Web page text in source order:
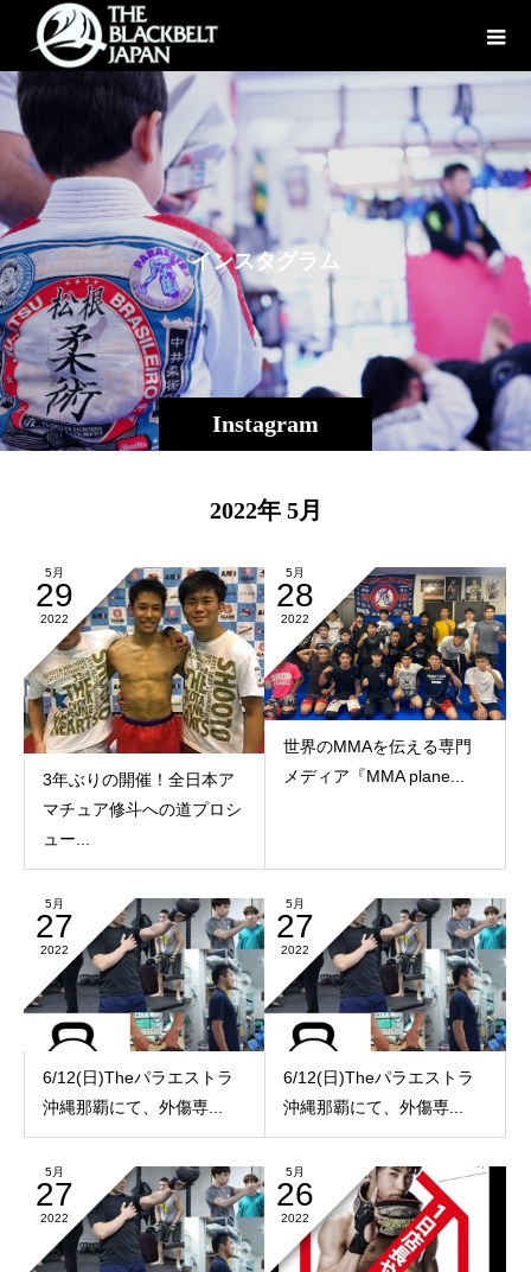
Instagram
インスタグラ ム
2022年 5月
5月
29
2022
3年ぶりの開催！全日本ア
マチュア修斗への道プロシ
ュー...
5月
28
2022
世界のMMAを伝える専門
メディア『MMA plane...
5月
27
2022
6/12(日)Theパラエストラ
沖縄那覇にて、外傷専...
5月
27
2022
6/12(日)Theパラエストラ
沖縄那覇にて、外傷専...
5月
27
2022
5月
26
2022